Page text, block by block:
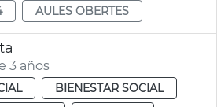
AULES OBERTES
3 años
BIENESTAR SOCIAL